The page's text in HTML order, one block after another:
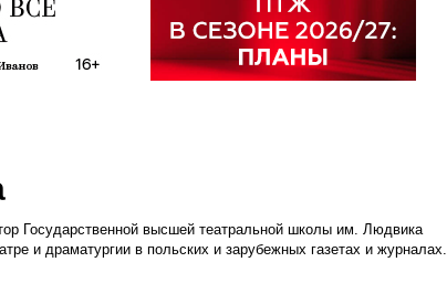
Государственной высшей театральной школы им. Людвика
и драматургии в польских и зарубежных газетах и журналах.